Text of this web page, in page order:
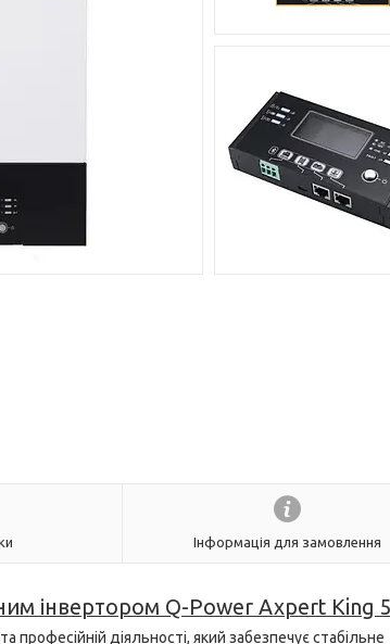
Інформація для замовлення
інвертором Q-Power Axpert King
професійній діяльності, який забезпечує стабільне